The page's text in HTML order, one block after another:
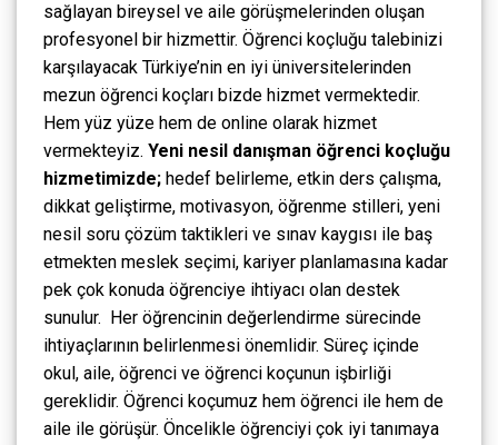
sağlayan bireysel ve aile görüşmelerinden oluşan
profesyonel bir hizmettir. Öğrenci koçluğu talebinizi
karşılayacak Türkiye’nin en iyi üniversitelerinden
mezun öğrenci koçları bizde hizmet vermektedir.
Hem yüz yüze hem de online olarak hizmet
vermekteyiz. Yeni nesil danışman öğrenci koçluğu
hizmetimizde; hedef belirleme, etkin ders çalışma,
dikkat geliştirme, motivasyon, öğrenme stilleri, yeni
nesil soru çözüm taktikleri ve sınav kaygısı ile baş
etmekten meslek seçimi, kariyer planlamasına kadar
pek çok konuda öğrenciye ihtiyacı olan destek
sunulur.
Her öğrencinin değerlendirme sürecinde
ihtiyaçlarının belirlenmesi önemlidir. Süreç içinde
okul, aile, öğrenci ve öğrenci koçunun işbirliği
gereklidir. Öğrenci koçumuz hem öğrenci ile hem de
aile ile görüşür. Öncelikle öğrenciyi çok iyi tanımaya